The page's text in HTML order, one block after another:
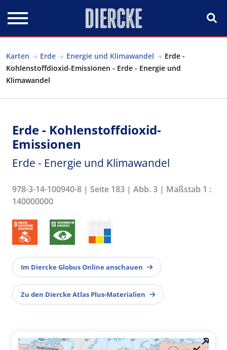
Karten Erde Energie und Klimawandel
Erde -
Kohlenstoffdioxid-Emissionen - Erde - Energie und
Klimawandel
Erde - Kohlenstoffdioxid-
Emissionen
Erde - Energie und Klimawandel
978-3-14-100940-8 | Seite 183 | Abb. 3 | Maßstab 1 :
140000000
Im Diercke Globus Online anschauen
Zu den Diercke Atlas Plus-Materialien